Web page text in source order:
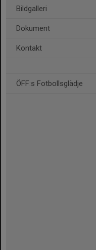
Bildgalleri
Dokument
Kontakt
ÖFF:s Fotbollsglädje